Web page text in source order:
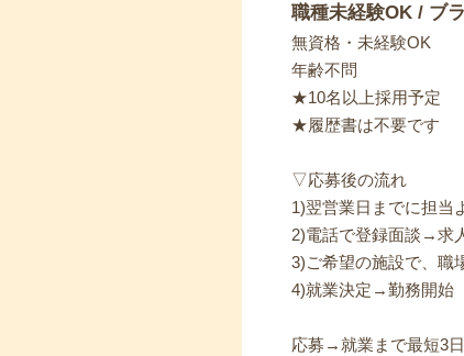
職種未経験OK / ブ
無資格・未経験OK
年齢不問
★10名以上採用予定
★履歴書は不要です
▽応募後の流れ
1)翌営業日までに担当
2)電話で登録面談→求
3)ご希望の施設で、職
4)就業決定→勤務開始
応募→就業まで最短3